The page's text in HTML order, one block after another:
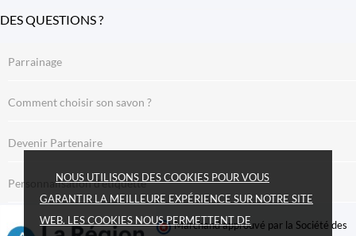
NOUS UTILISONS DES COOKIES POUR VOUS
GARANTIR LA MEILLEURE EXPÉRIENCE SUR NOTRE SITE
WEB. LES COOKIES NOUS PERMETTENT DE
DES QUESTIONS ?
Parrainage
Comment choisir son savon ?
Devenir Partenaire
Personnalisation d’étiquette
Marchand approuvé par la Société des